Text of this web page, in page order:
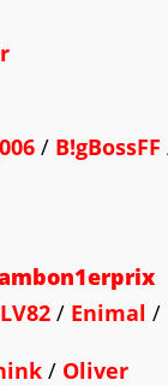
/ B!gBossFF
/ Enimal /
/ Oliver